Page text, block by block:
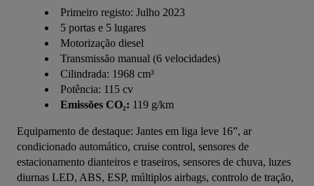
Primeiro registo: Julho 2023
5 portas e 5 lugares
Motorização diesel
Transmissão manual (6 velocidades)
Cilindrada: 1968 cm³
Potência: 115 cv
Emissões CO₂: 119 g/km
Equipamento de destaque: Jantes em liga leve 16”, ar
condicionado automático, cruise control, sensores de
estacionamento dianteiros e traseiros, sensores de chuva, luzes
diurnas LED, ABS, ESP, múltiplos airbags, controlo de tração,